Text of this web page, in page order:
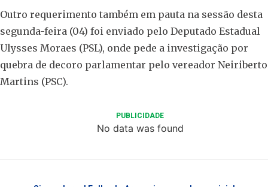
Outro requerimento também em pauta na sessão desta
segunda-feira (04) foi enviado pelo Deputado Estadual
Ulysses Moraes (PSL), onde pede a investigação por
quebra de decoro parlamentar pelo vereador Neiriberto
Martins (PSC).
PUBLICIDADE
No data was found